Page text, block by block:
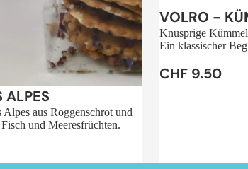
ALPES
aus Roggenschrot und
und Meeresfrüchten.
VOLRO -
Knusprige
Ein klassischer
CHF 9.50